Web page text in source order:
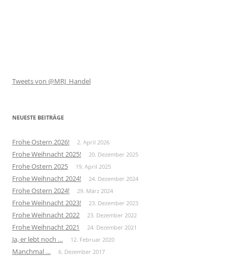
Tweets von @MRJ_Handel
NEUESTE BEITRÄGE
Frohe Ostern 2026! 2. April 2026
Frohe Weihnacht 2025! 20. Dezember 2025
Frohe Ostern 2025 19. April 2025
Frohe Weihnacht 2024! 24. Dezember 2024
Frohe Ostern 2024! 29. März 2024
Frohe Weihnacht 2023! 23. Dezember 2023
Frohe Weihnacht 2022 23. Dezember 2022
Frohe Weihnacht 2021 24. Dezember 2021
Ja, er lebt noch … 12. Februar 2020
Manchmal … 6. Dezember 2017